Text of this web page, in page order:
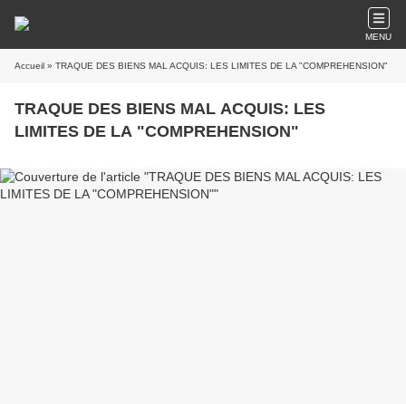
MENU
Accueil » TRAQUE DES BIENS MAL ACQUIS: LES LIMITES DE LA "COMPREHENSION"
TRAQUE DES BIENS MAL ACQUIS: LES
LIMITES DE LA "COMPREHENSION"